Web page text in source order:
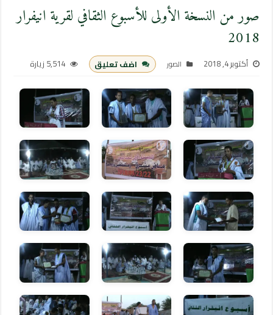
صور من النسخة الأولى للأسبوع الثقافي لقرية انيفرار
2018
أكتوبر 4, 2018 الصور اضف تعليق 5,514 زيارة